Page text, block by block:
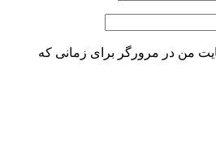
من در مرورگر برای زمانی که